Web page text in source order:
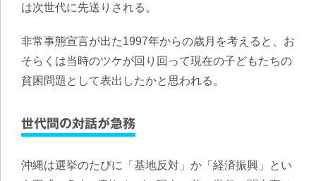
は次世代に先送りされる。
非常事態宣言が出た1997年からの歳月を考えると、お
そらくは当時のツケが回り回って現在の子どもたちの
貧困問題として表出したかと思われる。
世代間の対話が急務
沖縄は選挙のたびに「基地反対」か「経済振興」とい